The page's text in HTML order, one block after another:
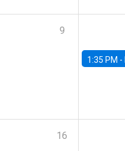
9
1:35 PM -
16